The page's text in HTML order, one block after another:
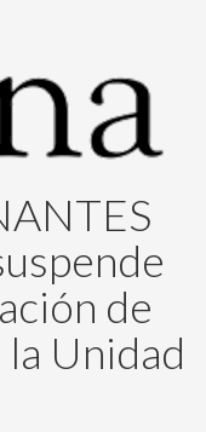
de
Unidad